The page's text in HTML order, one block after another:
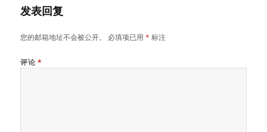
发表回复
您的邮箱地址不会被公开。 必填项已用* 标注
评论 *